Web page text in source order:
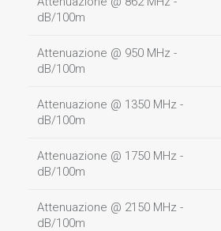
dB/100m
Attenuazione @ 950 MHz -
dB/100m
Attenuazione @ 1350 MHz -
dB/100m
Attenuazione @ 1750 MHz -
dB/100m
Attenuazione @ 2150 MHz -
dB/100m